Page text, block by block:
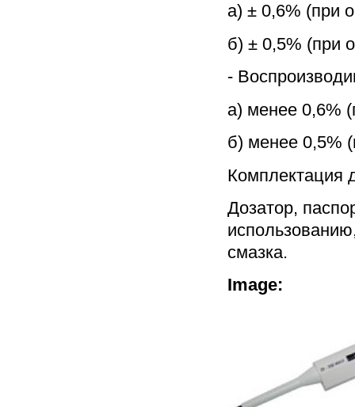
а) ± 0,6% (при
б) ± 0,5% (при
-
а) менее 0,6%
б) менее 0,5%
Комплектация
Дозатор,
смазка.
Image: